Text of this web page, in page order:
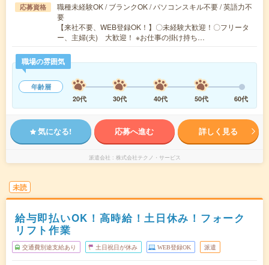
応募資格
職種未経験OK / ブランクOK / パソコンスキル不要 / 英語力不
要
【来社不要、WEB登録OK！】〇未経験大歓迎！〇フリータ
ー、主婦(夫) 大歓迎！ ※お仕事の掛け持ち…
職場の雰囲気
年齢層
20代
30代 40代 50代 60代
気になる! 応募へ進む 詳しく見る
派遣会社 株式会社テクノ・サービス
未読
給与即払いOK！高時給！土日休み！フォーク
リフト作業
交通費別途支給あり 土日祝日が休み WEB登録OK 派遣